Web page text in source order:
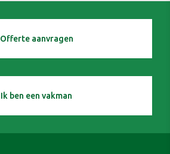
Offerte aanvragen
Ik ben een vakman